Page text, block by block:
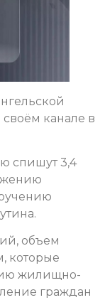
канале в
спишут 3,4
объем
которые
жилищно-
граждан